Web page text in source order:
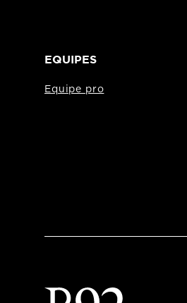
EQUIPES
Equipe pro